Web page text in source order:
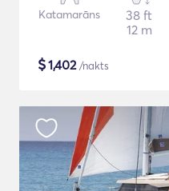
Katamarāns
38 ft
12 m
$1,402/nakts